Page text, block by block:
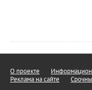
О проекте
Реклама на сайте